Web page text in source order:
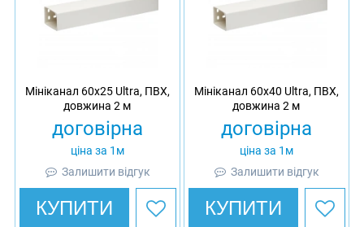
Мініканал 60х25 Ultra, ПВХ,
довжина 2 м
договірна
ціна за 1м
Залишити відгук
КУПИТИ
Мініканал 60х40 Ultra, ПВХ,
довжина 2 м
договірна
ціна за 1м
Залишити відгук
КУПИТИ